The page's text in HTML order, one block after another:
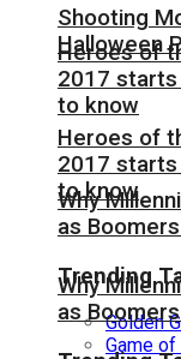
Heroes of
2017 starts
to know
Why
as Boomers
Trending
Golden
Game of
Shooting
Halloween
Heroes of
2017 starts
to know
Why
as Boomers